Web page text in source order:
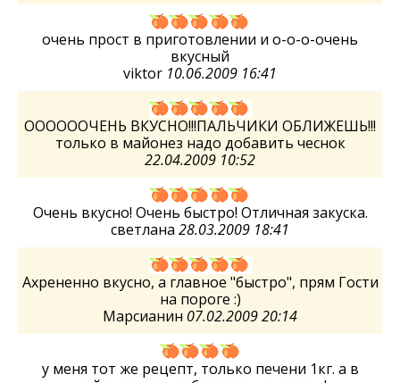
очень прост в приготовлении и о-о-о-очень
вкусный
viktor 10.06.2009 16:41
ООООООЧЕНЬ ВКУСНО!!!ПАЛЬЧИКИ ОБЛИЖЕШЬ!!!
только в майонез надо добавить чеснок
22.04.2009 10:52
Очень вкусно! Очень быстро! Отличная закуска.
светлана 28.03.2009 18:41
Ахрененно вкусно, а главное "быстро", прям Гости
на пороге :)
Марсианин 07.02.2009 20:14
у меня тот же рецепт, только печени 1кг. а в